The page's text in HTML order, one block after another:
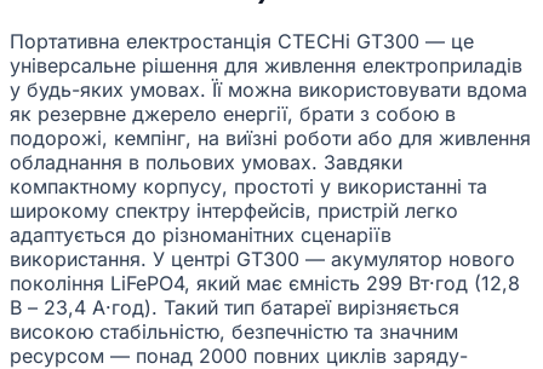
Портативна електростанція CTECHi GT300 — це
універсальне рішення для живлення електроприладів
у будь-яких умовах. Її можна використовувати вдома
як резервне джерело енергії, брати з собою в
подорожі, кемпінг, на виїзні роботи або для живлення
обладнання в польових умовах. Завдяки
компактному корпусу, простоті у використанні та
широкому спектру інтерфейсів, пристрій легко
адаптується до різноманітних сценаріїв
використання. У центрі GT300 — акумулятор нового
покоління LiFePO4, який має ємність 299 Вт·год (12,8
В – 23,4 А·год). Такий тип батареї вирізняється
високою стабільністю, безпечністю та значним
ресурсом — понад 2000 повних циклів заряду-